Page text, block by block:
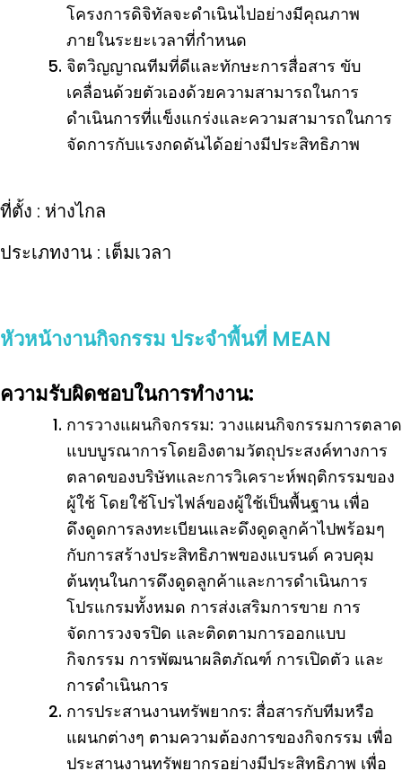
โครงการดิจิทัลจะดำเนินไปอย่างมีคุณภาพ
ภายในระยะเวลาที่กำหนด
จิตวิญญาณทีมที่ดีและทักษะการสื่อสาร ขับ
เคลื่อนด้วยตัวเองด้วยความสามารถในการ
ดำเนินการที่แข็งแกร่งและความสามารถในการ
จัดการกับแรงกดดันได้อย่างมีประสิทธิภาพ
ที่ตั้ง : ห่างไกล
ประเภทงาน : เต็มเวลา
หัวหน้างานกิจกรรม ประจำพื้นที่ MEAN
ความรับผิดชอบในการทำงาน:
การวางแผนกิจกรรม: วางแผนกิจกรรมการตลาด
แบบบูรณาการโดยอิงตามวัตถุประสงค์ทางการ
ตลาดของบริษัทและการวิเคราะห์พฤติกรรมของ
ผู้ใช้ โดยใช้โปรไฟล์ของผู้ใช้เป็นพื้นฐาน เพื่อ
ดึงดูดการลงทะเบียนและดึงดูดลูกค้าไปพร้อมๆ
กับการสร้างประสิทธิภาพของแบรนด์ ควบคุม
ต้นทุนในการดึงดูดลูกค้าและการดำเนินการ
โปรแกรมทั้งหมด การส่งเสริมการขาย การ
จัดการวงจรปิด และติดตามการออกแบบ
กิจกรรม การพัฒนาผลิตภัณฑ์ การเปิดตัว และ
การดำเนินการ
การประสานงานทรัพยากร: สื่อสารกับทีมหรือ
แผนกต่างๆ ตามความต้องการของกิจกรรม เพื่อ
ประสานงานทรัพยากรอย่างมีประสิทธิภาพ เพื่อ